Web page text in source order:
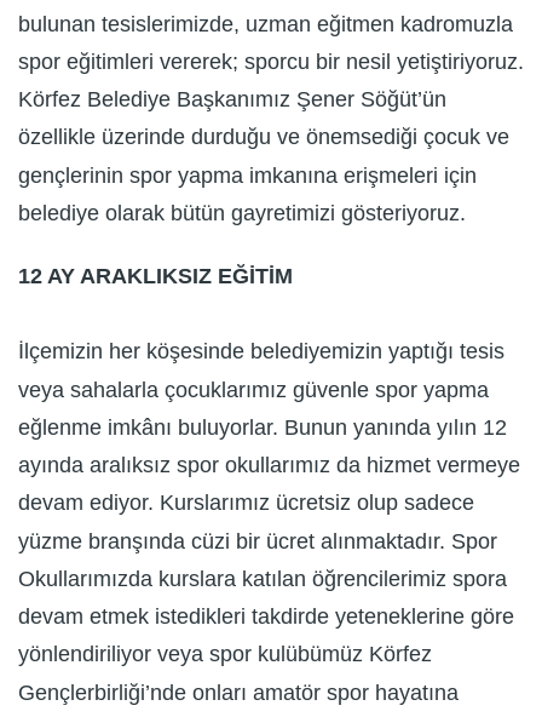
bulunan tesislerimizde, uzman eğitmen kadromuzla
spor eğitimleri vererek; sporcu bir nesil yetiştiriyoruz.
Körfez Belediye Başkanımız Şener Söğüt’ün
özellikle üzerinde durduğu ve önemsediği çocuk ve
gençlerinin spor yapma imkanına erişmeleri için
belediye olarak bütün gayretimizi gösteriyoruz.
12 AY ARAKLIKSIZ EĞİTİM
İlçemizin her köşesinde belediyemizin yaptığı tesis
veya sahalarla çocuklarımız güvenle spor yapma
eğlenme imkânı buluyorlar. Bunun yanında yılın 12
ayında aralıksız spor okullarımız da hizmet vermeye
devam ediyor. Kurslarımız ücretsiz olup sadece
yüzme branşında cüzi bir ücret alınmaktadır. Spor
Okullarımızda kurslara katılan öğrencilerimiz spora
devam etmek istedikleri takdirde yeteneklerine göre
yönlendiriliyor veya spor kulübümüz Körfez
Gençlerbirliği’nde onları amatör spor hayatına